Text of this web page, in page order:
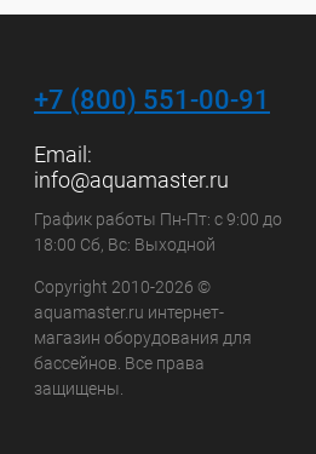
+7 (800) 551-00-91
Email:
info@aquamaster.ru
График работы Пн-Пт: с 9:00 до
18:00 Сб, Вс: Выходной
Copyright 2010-2026 ©
aquamaster.ru интернет-
магазин оборудования для
бассейнов. Все права
защищены.